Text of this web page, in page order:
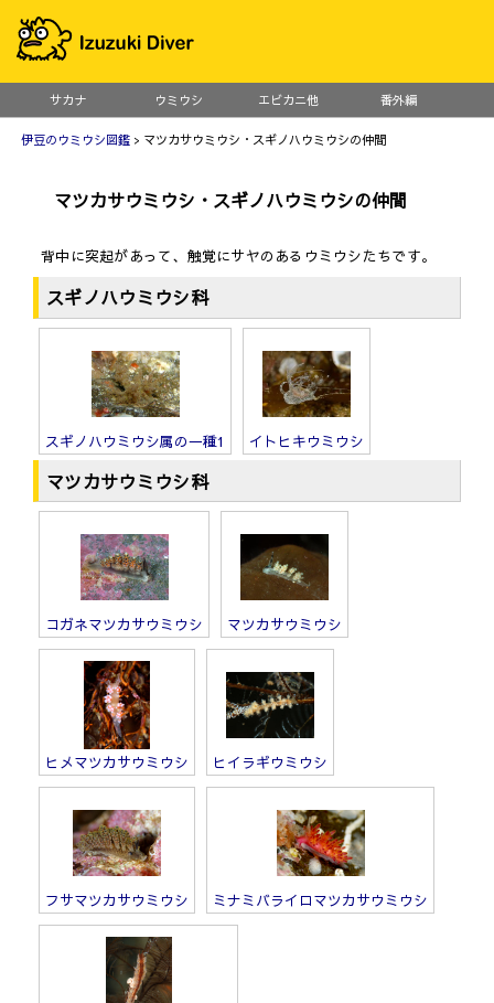
サカナ ウミウシ エビカニ他 番外編
伊豆のウミウシ図鑑 > マツカサウミウシ・スギノハウミウシの仲間
マツカサウミウシ・スギノハウミウシの仲間
背中に突起があって、触覚にサヤのあるウミウシたちです。
スギノハウミウシ科
スギノハウミウシ属の一種1 イトヒキウミウシ
マツカサウミウシ科
コガネマツカサウミウシ マツカサウミウシ
ヒメマツカサウミウシ ヒイラギウミウシ
フサマツカサウミウシ ミナミバライロマツカサウミウシ